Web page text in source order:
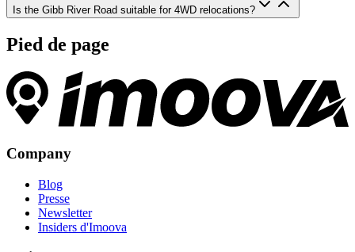
Is the Gibb River Road suitable for 4WD relocations?
Pied de page
Company
Blog
Presse
Newsletter
Insiders d'Imoova